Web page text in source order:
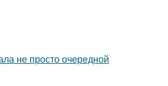
не просто очередной